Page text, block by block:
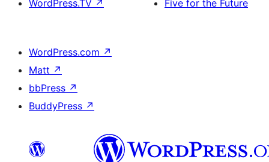
WordPress.TV ↗
Five for the Future
WordPress.com ↗
Matt ↗
bbPress ↗
BuddyPress ↗